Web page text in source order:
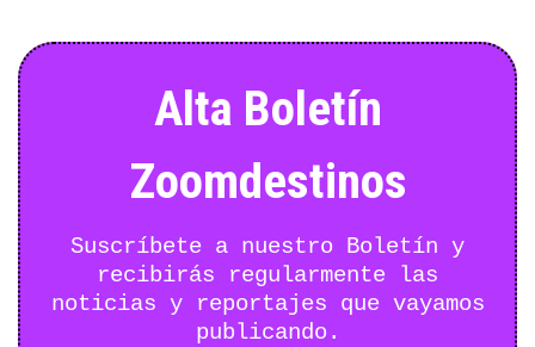
Alta Boletín
Zoomdestinos
Suscríbete a nuestro Boletín y
recibirás regularmente las
noticias y reportajes que vayamos
publicando.